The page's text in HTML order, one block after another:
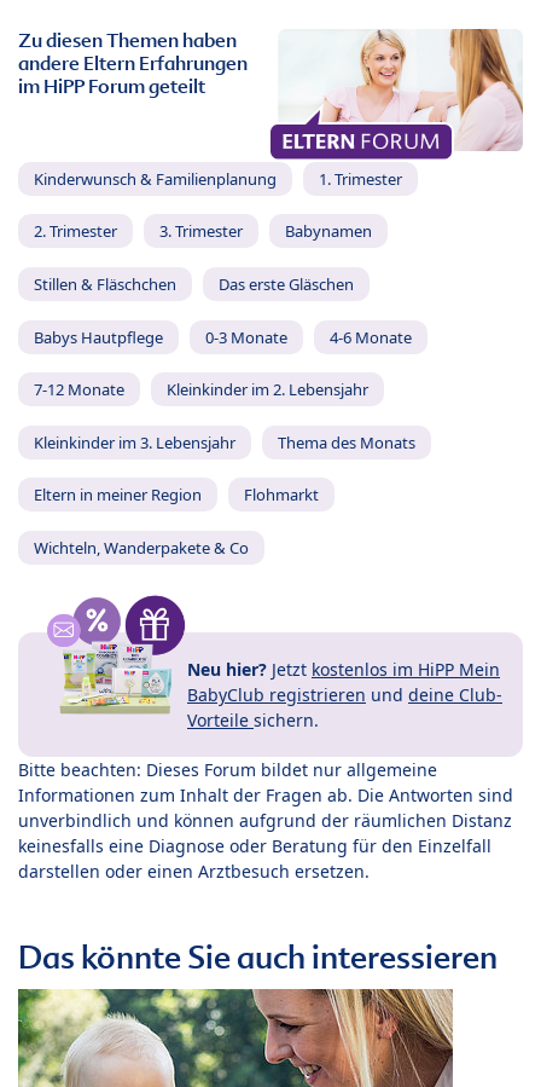
Zu diesen Themen haben
andere Eltern Erfahrungen
im HiPP Forum geteilt
Kinderwunsch & Familienplanung 1. Trimester
2. Trimester 3. Trimester Babynamen
Stillen & Fläschchen Das erste Gläschen
Babys Hautpflege 0-3 Monate 4-6 Monate
7-12 Monate Kleinkinder im 2. Lebensjahr
Kleinkinder im 3. Lebensjahr Thema des Monats
Eltern in meiner Region Flohmarkt
Wichteln, Wanderpakete & Co
Neu hier? Jetzt kostenlos im HiPP Mein
BabyClub registrieren und deine Club-
Vorteile sichern.
Bitte beachten: Dieses Forum bildet nur allgemeine
Informationen zum Inhalt der Fragen ab. Die Antworten sind
unverbindlich und können aufgrund der räumlichen Distanz
keinesfalls eine Diagnose oder Beratung für den Einzelfall
darstellen oder einen Arztbesuch ersetzen.
Das könnte Sie auch interessieren